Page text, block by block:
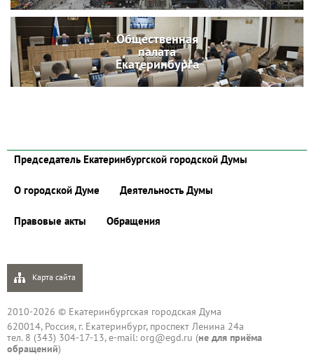
Общественная
палата
Екатеринбурга
Председатель Екатеринбургской городской Думы
О городской Думе Деятельность Думы
Правовые акты Обращения
Карта сайта
2010-2026 © Екатеринбургская городская Дума
620014, Россия, г. Екатеринбург, проспект Ленина 24а
тел. 8 (343) 304-17-13, e-mail: org@egd.ru (не для приёма
обращений)